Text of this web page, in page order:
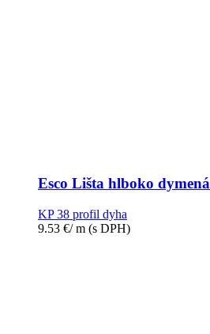
Esco Lišta hlboko dymená
KP 38 profil dyha
9.53 €/ m (s DPH)